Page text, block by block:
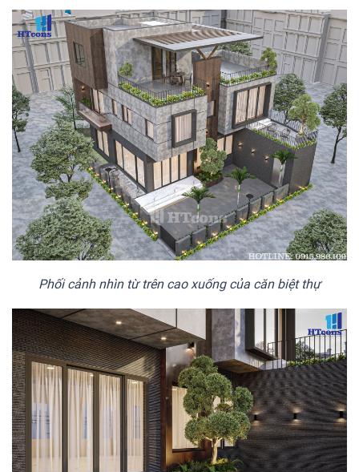
Phối cảnh nhìn từ trên cao xuống của căn biệt thự